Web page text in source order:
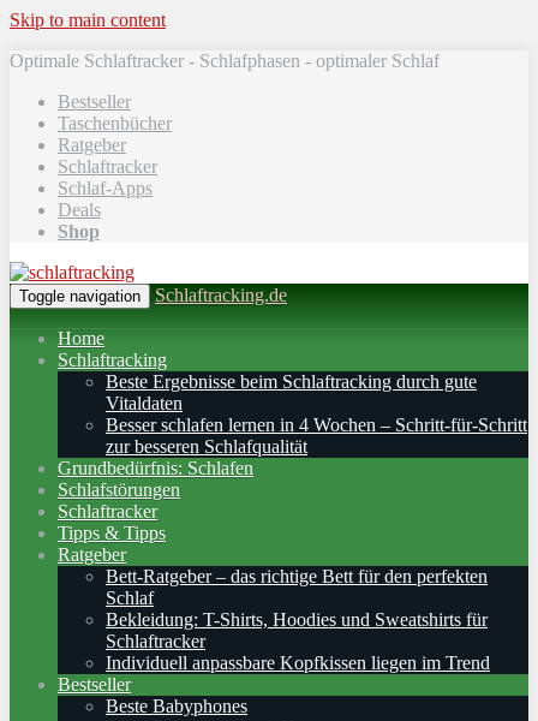
Skip to main content
Optimale Schlaftracker - Schlafphasen - optimaler Schlaf
Bestseller
Taschenbücher
Ratgeber
Schlaftracker
Schlaf-Apps
Deals
Shop
Toggle navigation Schlaftracking.de
Home
Schlaftracking
Beste Ergebnisse beim Schlaftracking durch gute
Vitaldaten
Besser schlafen lernen in 4 Wochen – Schritt‑für‑Schritt
zur besseren Schlafqualität
Grundbedürfnis: Schlafen
Schlafstörungen
Schlaftracker
Tipps & Tipps
Ratgeber
Bett-Ratgeber – das richtige Bett für den perfekten
Schlaf
Bekleidung: T-Shirts, Hoodies und Sweatshirts für
Schlaftracker
Individuell anpassbare Kopfkissen liegen im Trend
Bestseller
Beste Babyphones